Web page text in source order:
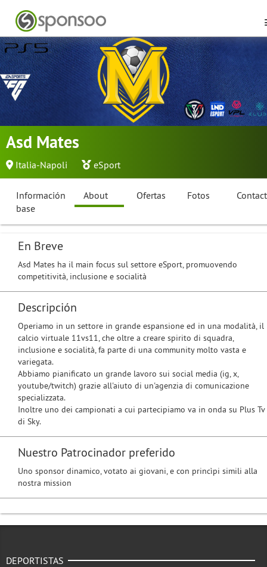
Asd Mates
Italia-Napoli eSport
Información
base
About Ofertas Fotos
En Breve
Asd Mates ha il main focus sul settore eSport, promuovendo
competitività, inclusione e socialità
Descripción
Operiamo in un settore in grande espansione ed in una modalità, il
calcio virtuale 11vs11, che oltre a creare spirito di squadra,
inclusione e socialità, fa parte di una community molto vasta e
variegata.
Abbiamo pianificato un grande lavoro sui social media (ig, x,
youtube/twitch) grazie all'aiuto di un'agenzia di comunicazione
specializzata.
Inoltre uno dei campionati a cui partecipiamo va in onda su Plus Tv
di Sky.
Nuestro Patrocinador preferido
Uno sponsor dinamico, votato ai giovani, e con princìpi simili alla
nostra mission
DEPORTISTAS